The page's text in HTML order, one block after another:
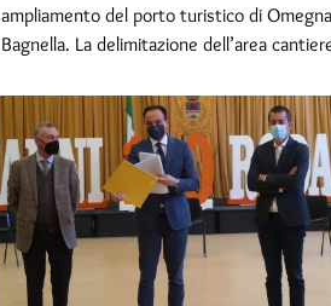
ampliamento del porto turistico di
Bagnella. La delimitazione dell’area